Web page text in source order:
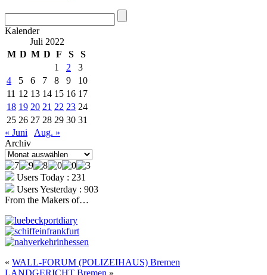
Kalender
Juli 2022
M D M D F S
S
1
2
3
4
5 6 7 8 9
10
11 12 13 14 15 16 17
18 19 20 21 22 23 24
25 26 27 28 29 30 31
« Juni
Aug. »
Archiv
Archiv
Users Today : 231
Users Yesterday : 903
From the Makers of…
« WALL-FORUM (POLIZEIHAUS) Bremen
LANDGERICHT Bremen »